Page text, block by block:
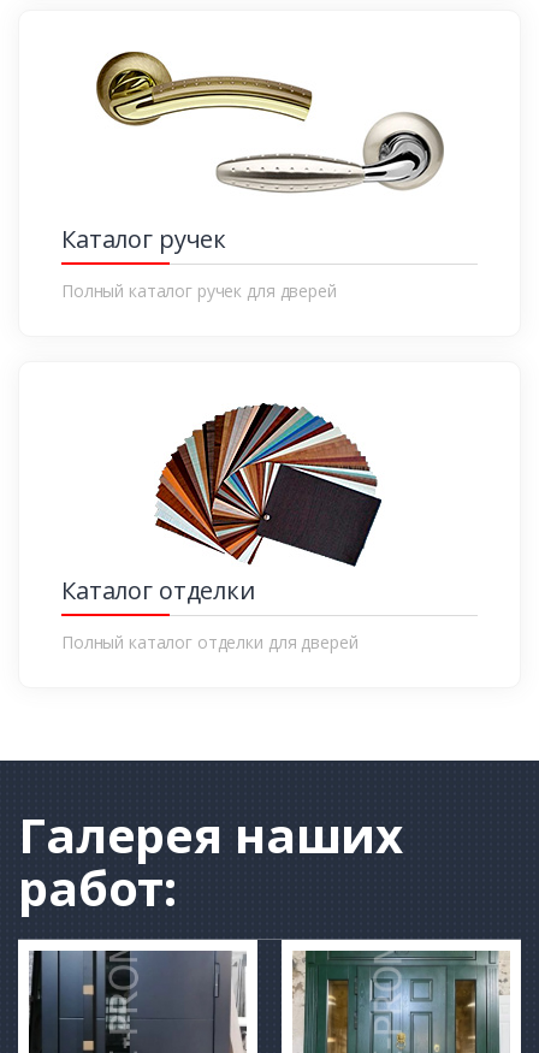
Каталог ручек
Полный каталог ручек для дверей
Каталог отделки
Полный каталог отделки для дверей
Галерея наших
работ: